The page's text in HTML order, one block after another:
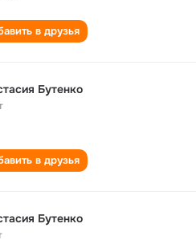
в друзья
Бутенко
в друзья
Бутенко